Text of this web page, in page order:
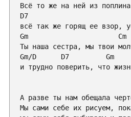
D7
Gm
Cm
Gm/D D7
Gm
и трудно поверить, что
А разве ты нам обещала
Мы сами себе их рисуем,